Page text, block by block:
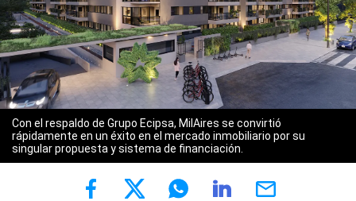
Con el respaldo de Grupo Ecipsa, MilAires se convirtió
rápidamente en un éxito en el mercado inmobiliario por su
singular propuesta y sistema de financiación.